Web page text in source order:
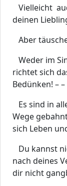
Vielleicht
deinen
Aber
Weder im
richtet sich
Bedünken! – –
Es sind in
Wege
sich Leben
Du kannst
nach deines
dir nicht